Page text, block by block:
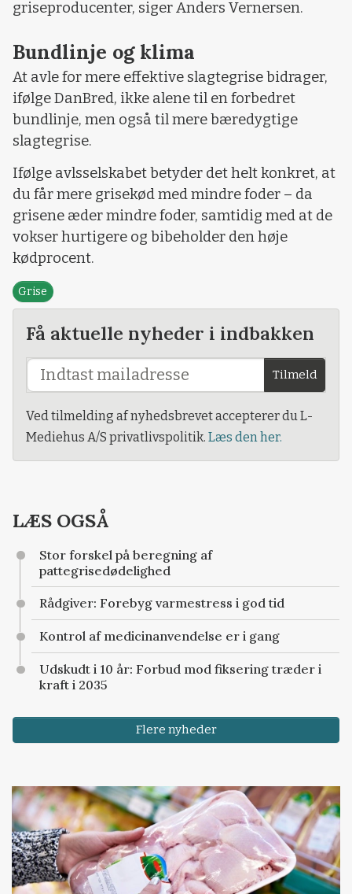
griseproducenter, siger Anders Vernersen.
Bundlinje og klima
At avle for mere effektive slagtegrise bidrager,
ifølge DanBred, ikke alene til en forbedret
bundlinje, men også til mere bæredygtige
slagtegrise.
Ifølge avlsselskabet betyder det helt konkret, at
du får mere grisekød med mindre foder – da
grisene æder mindre foder, samtidig med at de
vokser hurtigere og bibeholder den høje
kødprocent.
Grise
Få aktuelle nyheder i indbakken
Tilmeld
Ved tilmelding af nyhedsbrevet accepterer du L-
Mediehus A/S privatlivspolitik. Læs den her.
LÆS OGSÅ
Stor forskel på beregning af
pattegrisedødelighed
Rådgiver: Forebyg varmestress i god tid
Kontrol af medicinanvendelse er i gang
Udskudt i 10 år: Forbud mod fiksering træder i
kraft i 2035
Flere nyheder